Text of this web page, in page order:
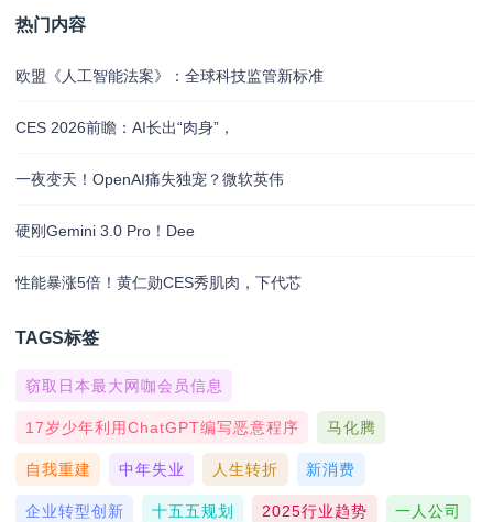
热门内容
欧盟《人工智能法案》：全球科技监管新标准
CES 2026前瞻：AI长出“肉身”，
一夜变天！OpenAI痛失独宠？微软英伟
硬刚Gemini 3.0 Pro！Dee
性能暴涨5倍！黄仁勋CES秀肌肉，下代芯
TAGS标签
窃取日本最大网咖会员信息
17岁少年利用ChatGPT编写恶意程序 马化腾
自我重建 中年失业 人生转折 新消费
企业转型创新 十五五规划 2025行业趋势 一人公司